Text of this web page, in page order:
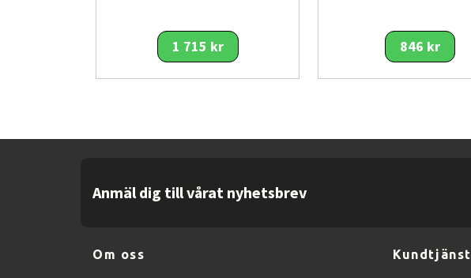
Automatisk enhetsavkänning optimerar anslutningar
Fördelar
Stabil gigabitprestanda för flera enheter samtidigt
1 715 kr 846 kr
Anmäl dig till vårat nyhetsbrev
Om oss Kundtjänst